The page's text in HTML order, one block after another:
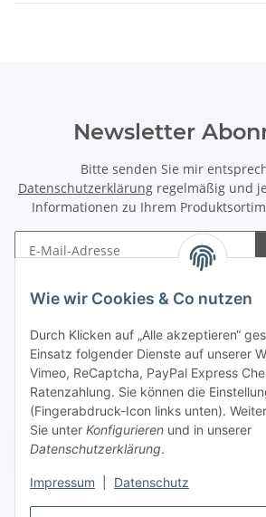
Wie wir Cookies & Co nutzen
Durch Klicken auf „Alle akzeptieren“
Einsatz folgender Dienste auf unserer
Vimeo, ReCaptcha, PayPal Express
Ratenzahlung. Sie können die
(Fingerabdruck-Icon links unten).
Sie unter Konfigurieren und in unserer
Datenschutzerklärung.
Impressum Datenschutz
Newsletter
Bitte senden Sie mir
Datenschutzerklärung regelmäßig und
Informationen zu Ihrem
Gesetzliche Informationen
Vertrag widerrufen